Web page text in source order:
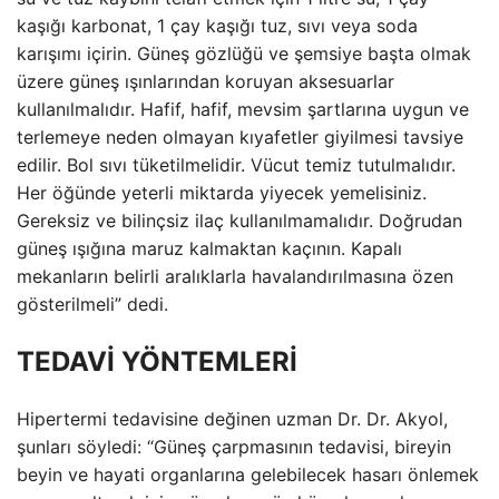
kaşığı karbonat, 1 çay kaşığı tuz, sıvı veya soda
karışımı içirin. Güneş gözlüğü ve şemsiye başta olmak
üzere güneş ışınlarından koruyan aksesuarlar
kullanılmalıdır. Hafif, hafif, mevsim şartlarına uygun ve
terlemeye neden olmayan kıyafetler giyilmesi tavsiye
edilir. Bol sıvı tüketilmelidir. Vücut temiz tutulmalıdır.
Her öğünde yeterli miktarda yiyecek yemelisiniz.
Gereksiz ve bilinçsiz ilaç kullanılmamalıdır. Doğrudan
güneş ışığına maruz kalmaktan kaçının. Kapalı
mekanların belirli aralıklarla havalandırılmasına özen
gösterilmeli” dedi.
TEDAVİ YÖNTEMLERİ
Hipertermi tedavisine değinen uzman Dr. Dr. Akyol,
şunları söyledi: “Güneş çarpmasının tedavisi, bireyin
beyin ve hayati organlarına gelebilecek hasarı önlemek